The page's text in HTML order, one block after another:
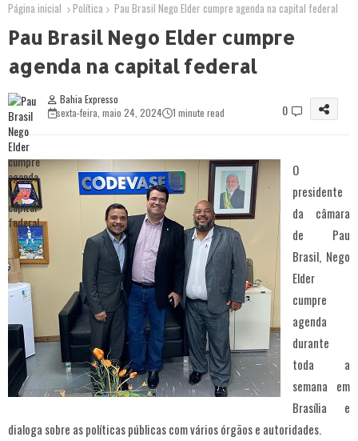
Página inicial Política Pau Brasil Nego Elder cumpre agenda na capital federal
Pau Brasil Nego Elder cumpre
agenda na capital federal
Bahia Expresso
sexta-feira, maio 24, 2024
1 minute read 0
O
presidente
da câmara
de Pau
Brasil, Nego
Elder
cumpre
agenda
durante
toda a
semana em
Brasília e
dialoga sobre as políticas públicas com vários órgãos e autoridades.